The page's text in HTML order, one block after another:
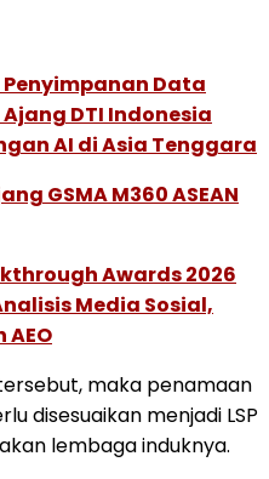
Penyimpanan Data
DTI Indonesia
AI di Asia Tenggara
GSMA M360 ASEAN
Awards 2026
Media Sosial,
maka penamaan
disesuaikan menjadi LSP
lembaga induknya.